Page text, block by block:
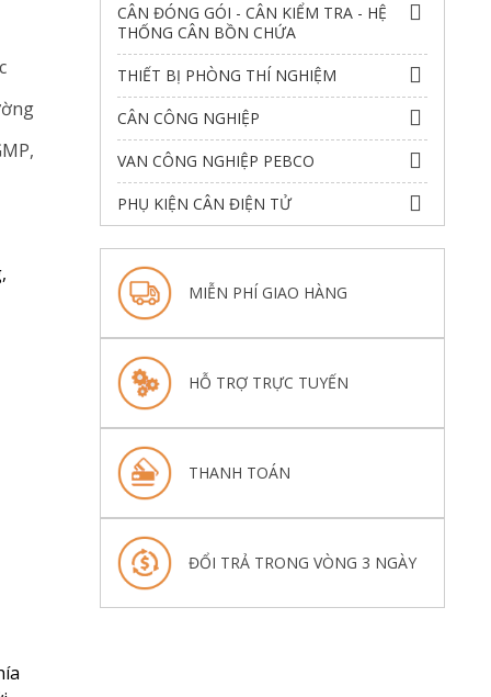
CÂN ĐÓNG GÓI - CÂN KIỂM TRA - HỆ
THỐNG CÂN BỒN CHỨA
THIẾT BỊ PHÒNG THÍ NGHIỆM
CÂN CÔNG NGHIỆP
VAN CÔNG NGHIỆP PEBCO
PHỤ KIỆN CÂN ĐIỆN TỬ
MIỄN PHÍ GIAO HÀNG
HỖ TRỢ TRỰC TUYẾN
THANH TOÁN
ĐỔI TRẢ TRONG VÒNG 3 NGÀY